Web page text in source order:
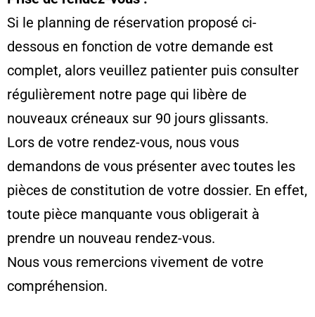
Si le planning de réservation proposé ci-
dessous en fonction de votre demande est
complet, alors veuillez patienter puis consulter
régulièrement notre page qui libère de
nouveaux créneaux sur 90 jours glissants.
Lors de votre rendez-vous, nous vous
demandons de vous présenter avec toutes les
pièces de constitution de votre dossier. En effet,
toute pièce manquante vous obligerait à
prendre un nouveau rendez-vous.
Nous vous remercions vivement de votre
compréhension.